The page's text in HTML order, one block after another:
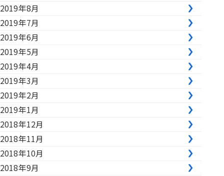
2019年8月
2019年7月
2019年6月
2019年5月
2019年4月
2019年3月
2019年2月
2019年1月
2018年12月
2018年11月
2018年10月
2018年9月